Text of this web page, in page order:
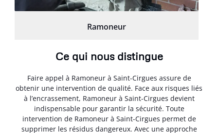
Ramoneur
Ce qui nous distingue
Faire appel à Ramoneur à Saint-Cirgues assure de
obtenir une intervention de qualité. Face aux risques liés
à l’encrassement, Ramoneur à Saint-Cirgues devient
indispensable pour garantir la sécurité. Toute
intervention de Ramoneur à Saint-Cirgues permet de
supprimer les résidus dangereux. Avec une approche